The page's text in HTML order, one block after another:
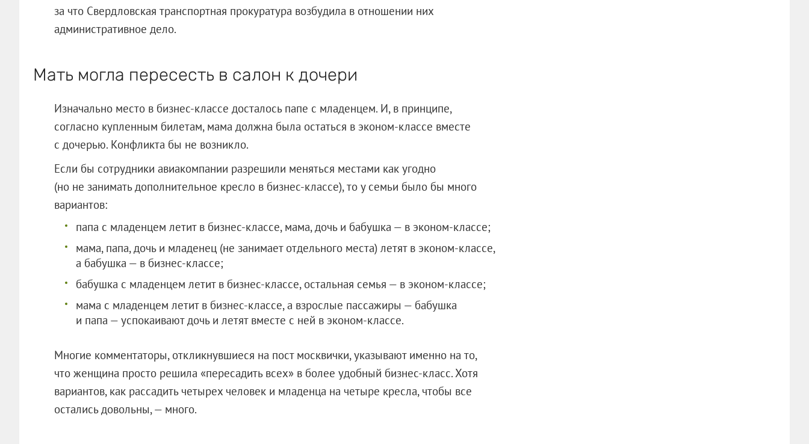
за что Свердловская транспортная прокуратура возбудила в отношении них
административное дело.
Мать могла пересесть в салон к дочери
Изначально место в бизнес-классе досталось папе с младенцем. И, в принципе,
согласно купленным билетам, мама должна была остаться в эконом-классе вместе
с дочерью. Конфликта бы не возникло.
Если бы сотрудники авиакомпании разрешили меняться местами как угодно
(но не занимать дополнительное кресло в бизнес-классе), то у семьи было бы много
вариантов:
папа с младенцем летит в бизнес-классе, мама, дочь и бабушка — в эконом-классе;
мама, папа, дочь и младенец (не занимает отдельного места) летят в эконом-классе,
а бабушка — в бизнес-классе;
бабушка с младенцем летит в бизнес-классе, остальная семья — в эконом-классе;
мама с младенцем летит в бизнес-классе, а взрослые пассажиры — бабушка
и папа — успокаивают дочь и летят вместе с ней в эконом-классе.
Многие комментаторы, откликнувшиеся на пост москвички, указывают именно на то,
что женщина просто решила «пересадить всех» в более удобный бизнес-класс. Хотя
вариантов, как рассадить четырех человек и младенца на четыре кресла, чтобы все
остались довольны, — много.